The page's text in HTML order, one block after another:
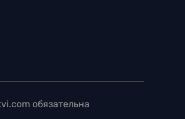
обязательна